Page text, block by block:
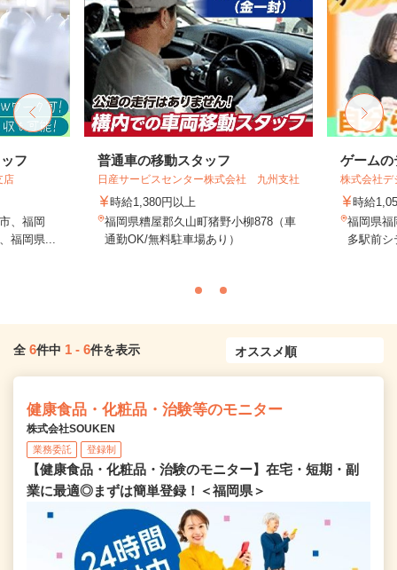
フ
店
、福岡
福岡県...
普通車の移動スタッフ
日産サービスセンター株式会社 九州支社
時給1,380円以上
福岡県糟屋郡久山町猪野小柳878（車
通勤OK/無料駐車場あり）
ゲームの
株式会社
時給
福岡県福
多駅前
全 6件中 1 - 6件を表示
健康食品・化粧品・治験等のモニター
株式会社SOUKEN
業務委託 登録制
【健康食品・化粧品・治験のモニター】在宅・短期・副
業に最適◎まずは簡単登録！＜福岡県＞